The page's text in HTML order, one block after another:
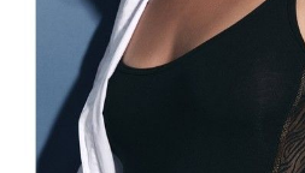
Rozmiary:
Tabela rozmiarów
170-84-90/XS
170-88-94/S
170-92-98/M
170-96-102/L
170-100-106/XL